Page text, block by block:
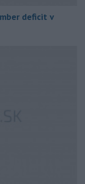
deficit v